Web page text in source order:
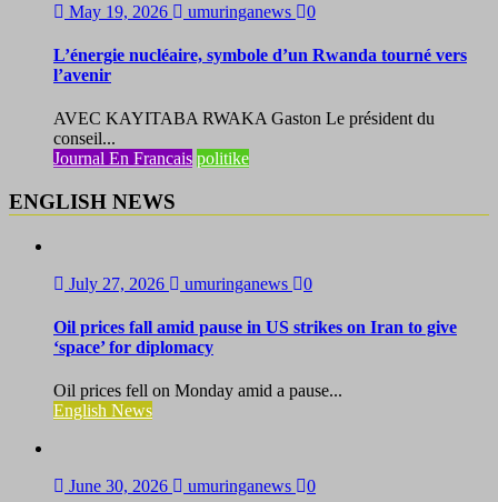
May 19, 2026 umuringanews 0
L’énergie nucléaire, symbole d’un Rwanda tourné vers
l’avenir
AVEC KAYITABA RWAKA Gaston Le président du
conseil...
Journal En Francais politike
ENGLISH NEWS
July 27, 2026 umuringanews 0
Oil prices fall amid pause in US strikes on Iran to give
‘space’ for diplomacy
Oil prices fell on Monday amid a pause...
English News
June 30, 2026 umuringanews 0